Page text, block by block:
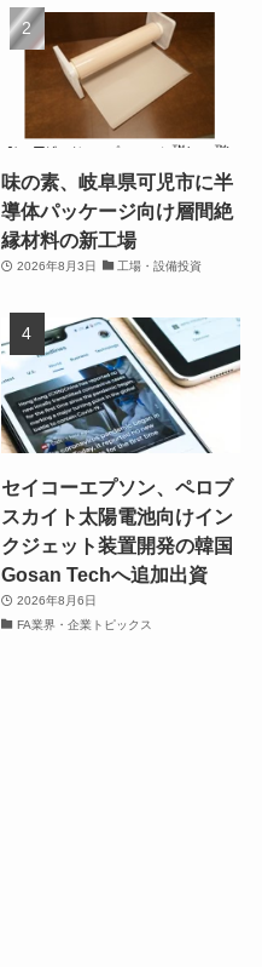
味の素、岐阜県可児市に半
導体パッケージ向け層間絶
縁材料の新工場
2026年8月3日 工場・設備投資
セイコーエプソン、ペロブ
スカイト太陽電池向けイン
クジェット装置開発の韓国
Gosan Techへ追加出資
2026年8月6日
FA業界・企業トピックス